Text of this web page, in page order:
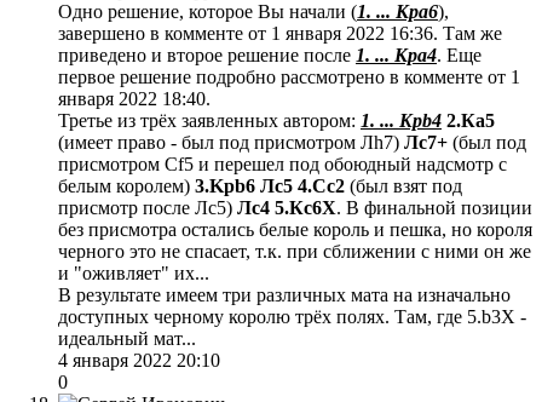
Одно решение, которое Вы начали (1. ... Крa6),
завершено в комменте от 1 января 2022 16:36. Там же
приведено и второе решение после 1. ... Крa4. Еще
первое решение подробно рассмотрено в комменте от 1
января 2022 18:40.
Третье из трёх заявленных автором: 1. ... Kрb4 2.Кa5
(имеет право - был под присмотром Лh7) Лc7+ (был под
присмотром Cf5 и перешел под обоюдный надсмотр с
белым королем) 3.Kрb6 Лc5 4.Сc2 (был взят под
присмотр после Лc5) Лc4 5.Кc6Х. В финальной позиции
без присмотра остались белые король и пешка, но короля
черного это не спасает, т.к. при сближении с ними он же
и "оживляет" их...
В результате имеем три различных мата на изначально
доступных черному королю трёх полях. Там, где 5.b3Х -
идеальный мат...
4 января 2022 20:10
0